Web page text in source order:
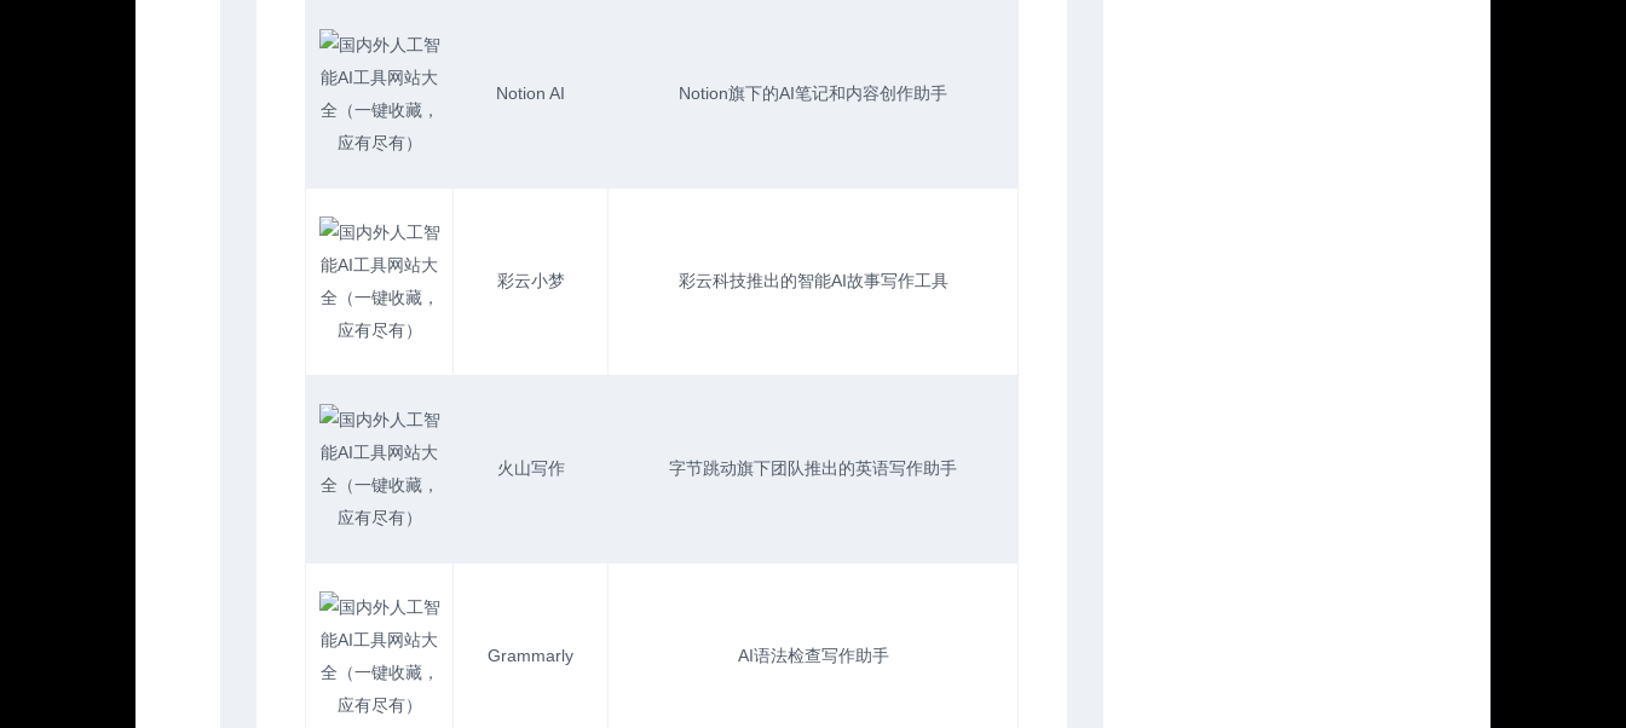
Notion AI Notion旗下的AI笔记和内容创作助手
彩云小梦 彩云科技推出的智能AI故事写作工具
火山写作 字节跳动旗下团队推出的英语写作助手
Grammarly AI语法检查写作助手